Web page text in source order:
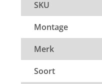
Zitdiepte: 44 cm
Zithoogte: 51 cm
De kleur op de foto
Zeker weten dat dit
SKU
Montage
Merk
Soort